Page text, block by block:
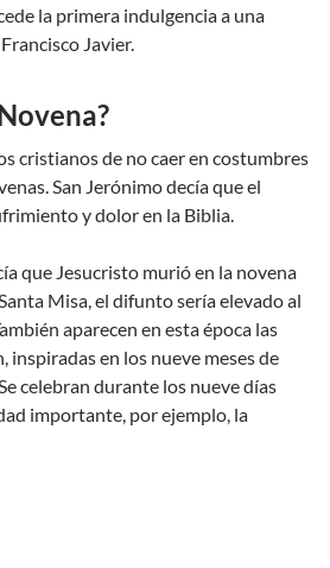
la primera indulgencia a una
Javier.
cristianos de no caer en costumbres
San Jerónimo decía que el
y dolor en la Biblia.
que Jesucristo murió en la novena
Misa, el difunto sería elevado al
aparecen en esta época las
inspiradas en los nueve meses de
celebran durante los nueve días
importante, por ejemplo, la